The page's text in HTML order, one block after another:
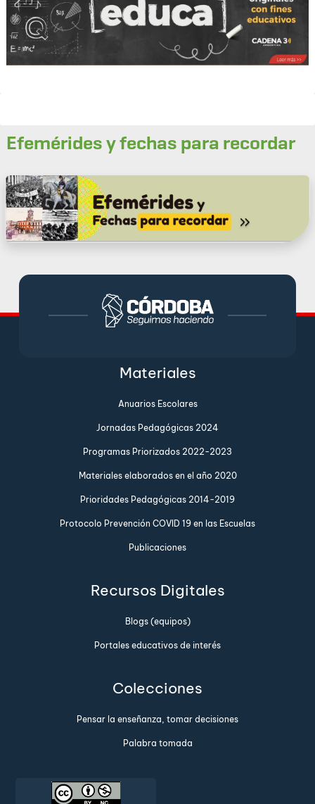
Efemérides y fechas para recordar
Materiales
Anuarios Escolares
Jornadas Pedagógicas 2024
Programas Priorizados 2022-2023
Materiales elaborados en el año 2020
Prioridades Pedagógicas 2014-2019
Protocolo Prevención COVID 19 en las Escuelas
Publicaciones
Recursos Digitales
Blogs (equipos)
Portales educativos de interés
Colecciones
Pensar la enseñanza, tomar decisiones
Palabra tomada